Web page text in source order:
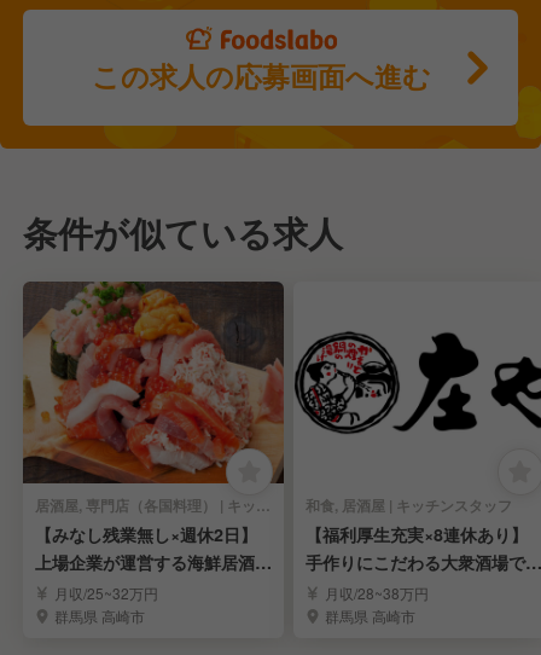
この求人の応募画面へ進む
条件が似ている求人
居酒屋, 専門店（各国料理） | キッチンスタッフ
【みなし残業無し×週休2日】
上場企業が運営する海鮮居酒屋
でスタッフ募集
月収/25~32万円
群馬県 高崎市
和食, 居酒屋 | キッチンスタッフ
【福利厚生充実×8連休あり】
手作りにこだわる大衆酒場で料
理人を募集
月収/28~38万円
群馬県 高崎市